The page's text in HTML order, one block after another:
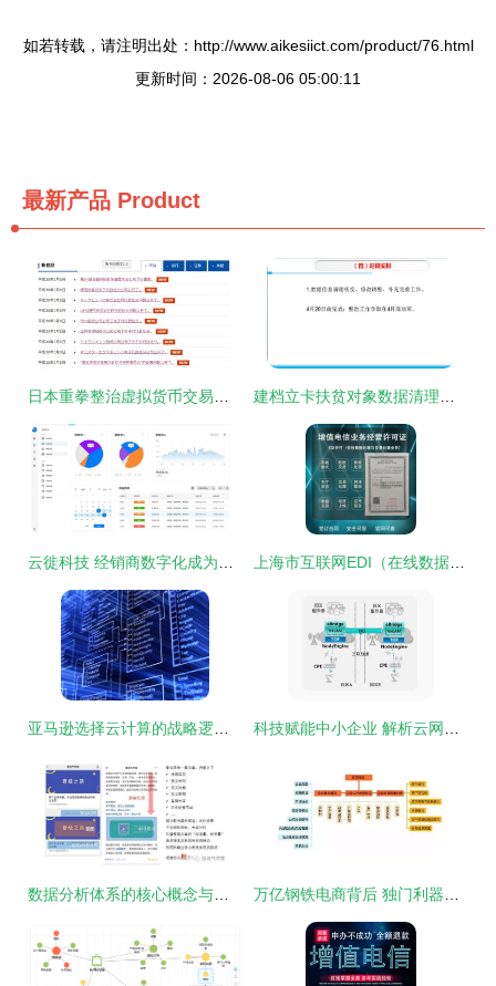
如若转载，请注明出处：http://www.aikesiict.com/product/76.html
更新时间：2026-08-06 05:00:11
最新产品 Product